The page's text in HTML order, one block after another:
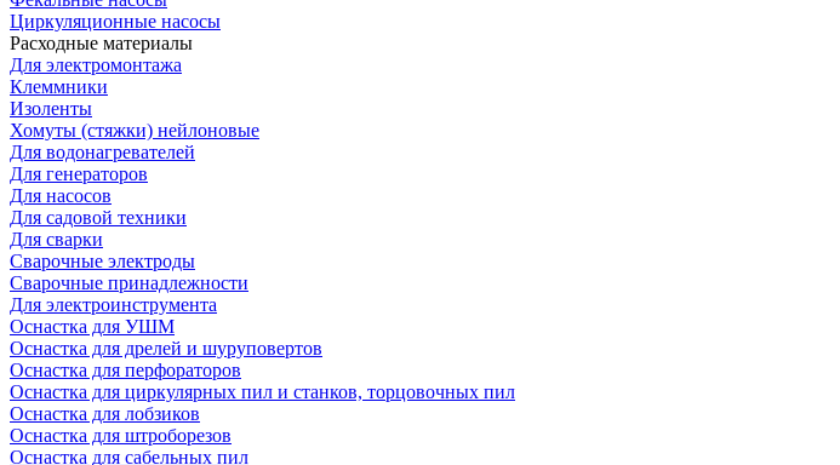
Циркуляционные насосы
Расходные материалы
Для электромонтажа
Клеммники
Изоленты
Хомуты (стяжки) нейлоновые
Для водонагревателей
Для генераторов
Для насосов
Для садовой техники
Для сварки
Сварочные электроды
Сварочные принадлежности
Для электроинструмента
Оснастка для УШМ
Оснастка для дрелей и шуруповертов
Оснастка для перфораторов
Оснастка для циркулярных пил и станков, торцовочных пил
Оснастка для лобзиков
Оснастка для штроборезов
Оснастка для сабельных пил